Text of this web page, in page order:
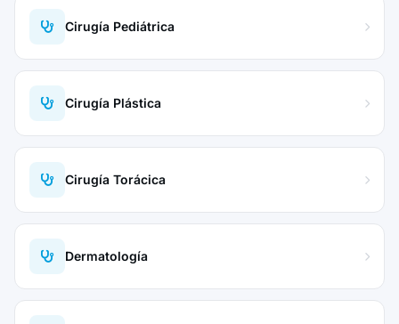
Cirugía Pediátrica
Cirugía Plástica
Cirugía Torácica
Dermatología